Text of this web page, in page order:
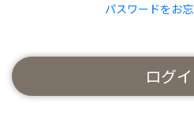
パスワードをお
ログ